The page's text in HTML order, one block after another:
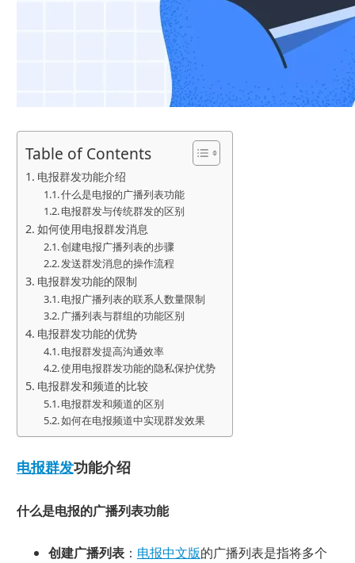
Table of Contents
电报群发功能介绍
什么是电报的广播列表功能
电报群发与传统群发的区别
如何使用电报群发消息
创建电报广播列表的步骤
发送群发消息的操作流程
电报群发功能的限制
电报广播列表的联系人数量限制
广播列表与群组的功能区别
电报群发功能的优势
电报群发提高沟通效率
使用电报群发功能的隐私保护优势
电报群发和频道的比较
电报群发和频道的区别
如何在电报频道中实现群发效果
电报群发功能介绍
什么是电报的广播列表功能
创建广播列表： 电报中文版的广播列表是指将多个